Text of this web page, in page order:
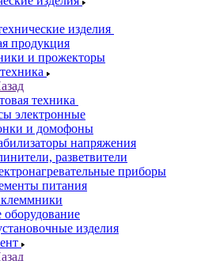
изделия
продукция
и прожекторы
техника
электронные
и домофоны
напряжения
разветвители
приборы
питания
изделия